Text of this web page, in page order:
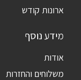
ארונות קודש
מידע נוסף
אודות
משלוחים והחזרות